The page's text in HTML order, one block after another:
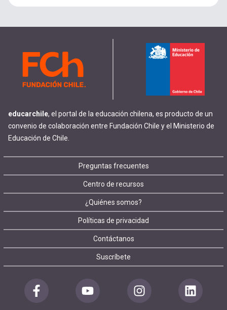
educarchile, el portal de la educación chilena, es producto de un
convenio de colaboración entre Fundación Chile y el Ministerio de
Educación de Chile.
Footer
menu
Preguntas frecuentes
Centro de recursos
¿Quiénes somos?
Políticas de privacidad
Contáctanos
Suscríbete
Redes